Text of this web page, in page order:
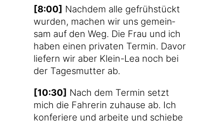
[8:00] Nach­dem alle gefrüh­stückt
wur­den, machen wir uns gemein­
sam auf den Weg. Die Frau und ich
haben einen pri­va­ten Ter­min. Davor
lie­fern wir aber Klein-Lea noch bei
der Tages­mut­ter ab.
[10:30] Nach dem Ter­min setzt
mich die Fah­re­rin zuhau­se ab. Ich
kon­fe­rie­re und arbei­te und schie­be